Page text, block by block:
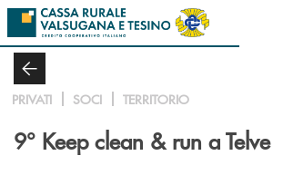
Salta al contenuto principale
PRIVATI SOCI TERRITORIO
9° Keep clean & run a Telve